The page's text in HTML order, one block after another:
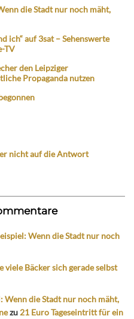
die Stadt nur noch mäht,
ich“ auf 3sat – Sehenswerte
TV
den Leipziger
Propaganda nutzen
nicht auf die Antwort
Wenn die Stadt nur noch
viele Bäcker sich gerade selbst
Wenn die Stadt nur noch mäht,
zu 21 Euro Tageseintritt für ein